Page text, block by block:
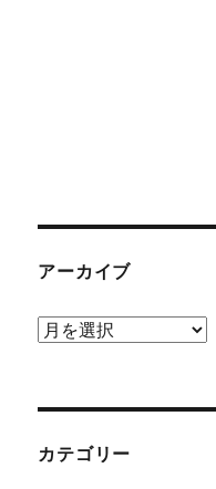
アーカイブ
ア
ブ
カテゴリー